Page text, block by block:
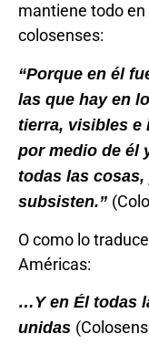
mantiene todo en
colosenses:
“Porque en él
las que hay en
tierra, visibles
por medio de él
todas las
subsisten.”
O como lo
Américas:
…Y en Él todas
unidas